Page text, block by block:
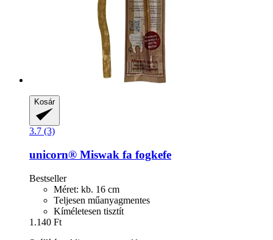
Kosár
3.7 (3)
unicorn® Miswak fa fogkefe
Bestseller
Méret: kb. 16 cm
Teljesen műanyagmentes
Kíméletesen tisztít
1.140 Ft